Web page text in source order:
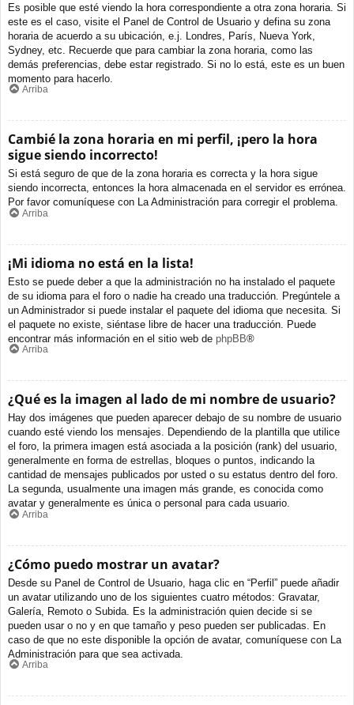
Es posible que esté viendo la hora correspondiente a otra zona horaria. Si
este es el caso, visite el Panel de Control de Usuario y defina su zona
horaria de acuerdo a su ubicación, e.j. Londres, París, Nueva York,
Sydney, etc. Recuerde que para cambiar la zona horaria, como las
demás preferencias, debe estar registrado. Si no lo está, este es un buen
momento para hacerlo.
Arriba
Cambié la zona horaria en mi perfil, ¡pero la hora
sigue siendo incorrecto!
Si está seguro de que de la zona horaria es correcta y la hora sigue
siendo incorrecta, entonces la hora almacenada en el servidor es errónea.
Por favor comuníquese con La Administración para corregir el problema.
Arriba
¡Mi idioma no está en la lista!
Esto se puede deber a que la administración no ha instalado el paquete
de su idioma para el foro o nadie ha creado una traducción. Pregúntele a
un Administrador si puede instalar el paquete del idioma que necesita. Si
el paquete no existe, siéntase libre de hacer una traducción. Puede
encontrar más información en el sitio web de phpBB®
Arriba
¿Qué es la imagen al lado de mi nombre de usuario?
Hay dos imágenes que pueden aparecer debajo de su nombre de usuario
cuando esté viendo los mensajes. Dependiendo de la plantilla que utilice
el foro, la primera imagen está asociada a la posición (rank) del usuario,
generalmente en forma de estrellas, bloques o puntos, indicando la
cantidad de mensajes publicados por usted o su estatus dentro del foro.
La segunda, usualmente una imagen más grande, es conocida como
avatar y generalmente es única o personal para cada usuario.
Arriba
¿Cómo puedo mostrar un avatar?
Desde su Panel de Control de Usuario, haga clic en “Perfil” puede añadir
un avatar utilizando uno de los siguientes cuatro métodos: Gravatar,
Galería, Remoto o Subida. Es la administración quien decide si se
pueden usar o no y en que tamaño y peso pueden ser publicadas. En
caso de que no este disponible la opción de avatar, comuníquese con La
Administración para que sea activada.
Arriba